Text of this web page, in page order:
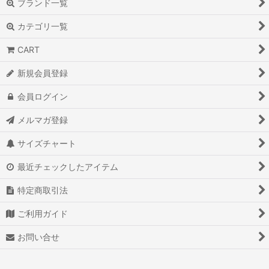
ブランド一覧
カテゴリ一覧
CART
新規会員登録
会員ログイン
メルマガ登録
サイズチャート
最近チェックしたアイテム
特定商取引法
ご利用ガイド
お問い合せ